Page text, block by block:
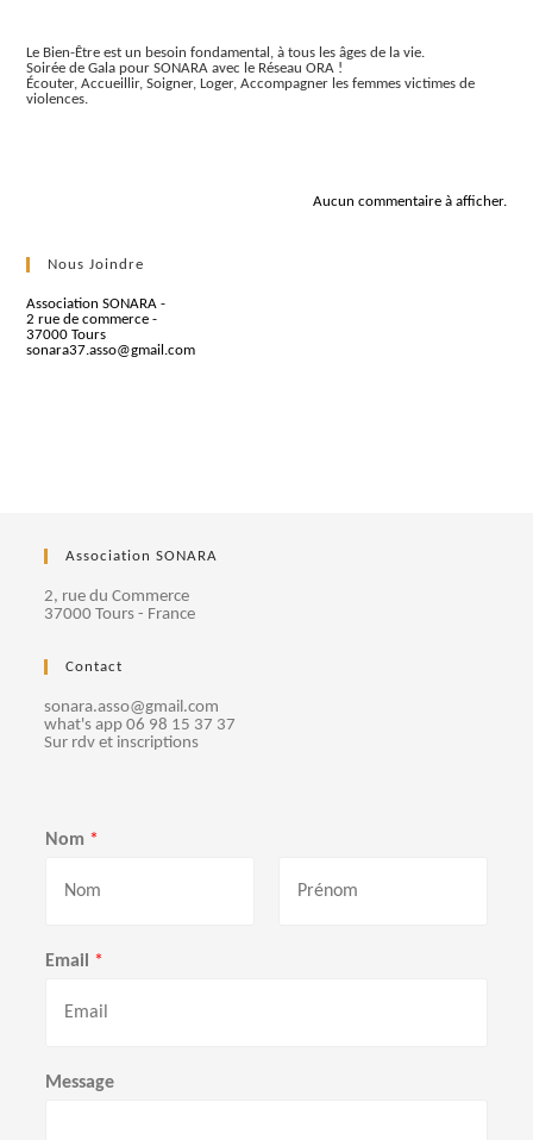
Le Bien-Être est un besoin fondamental, à tous les âges de la vie.
Soirée de Gala pour SONARA avec le Réseau ORA !
Écouter, Accueillir, Soigner, Loger, Accompagner les femmes victimes de
violences.
Aucun commentaire à afficher.
Nous Joindre
Association SONARA -
2 rue de commerce -
37000 Tours
sonara37.asso@gmail.com
Association SONARA
2, rue du Commerce
37000 Tours - France
Contact
sonara.asso@gmail.com
what's app 06 98 15 37 37
Sur rdv et inscriptions
Nom *
r
é
Email *
Message